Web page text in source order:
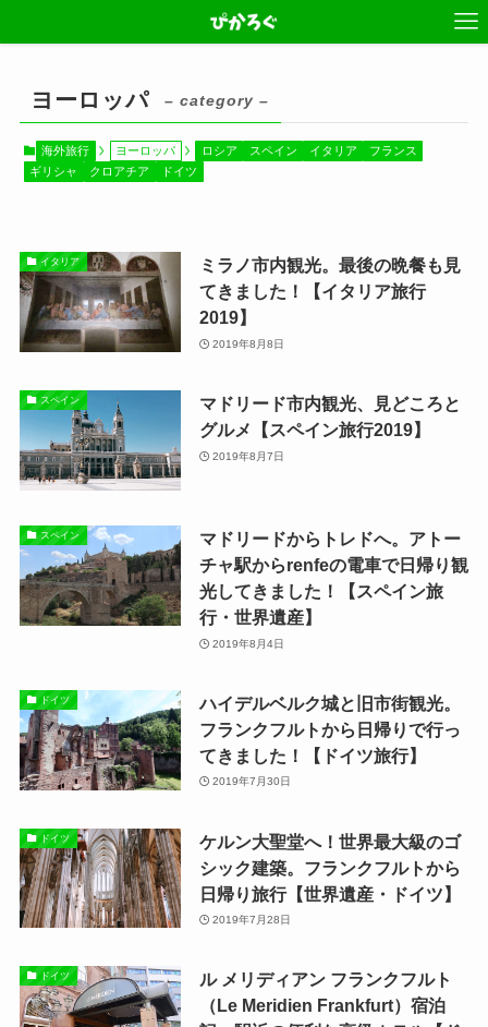
ヨーロッパ – category –
海外旅行 ヨーロッパ ロシア スペイン イタリア
フランス
ギリシャ
クロアチア ドイツ
イタリア
ミラノ市内観光。最後の晩餐も見
てきました！【イタリア旅行
2019】
2019年8月8日
スペイン
マドリード市内観光、見どころと
グルメ【スペイン旅行2019】
2019年8月7日
スペイン
マドリードからトレドへ。アトー
チャ駅からrenfeの電車で日帰り観
光してきました！【スペイン旅
行・世界遺産】
2019年8月4日
ドイツ
ハイデルベルク城と旧市街観光。
フランクフルトから日帰りで行っ
てきました！【ドイツ旅行】
2019年7月30日
ドイツ
ケルン大聖堂へ！世界最大級のゴ
シック建築。フランクフルトから
日帰り旅行【世界遺産・ドイツ】
2019年7月28日
ドイツ
ル メリディアン フランクフルト
（Le Meridien Frankfurt）宿泊